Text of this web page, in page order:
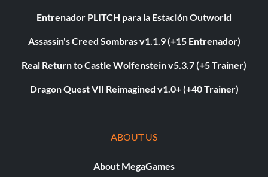
Entrenador PLITCH para la Estación Outworld
Assassin's Creed Sombras v1.1.9 (+15 Entrenador)
Real Return to Castle Wolfenstein v5.3.7 (+5 Trainer)
Dragon Quest VII Reimagined v1.0+ (+40 Trainer)
ABOUT US
About MegaGames